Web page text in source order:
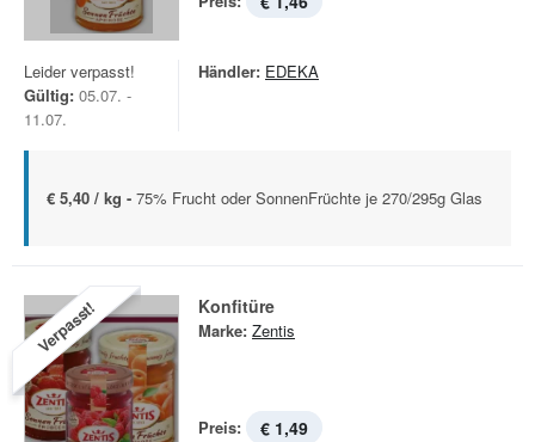
Leider verpasst!
Gültig: 05.07. -
11.07.
Händler: EDEKA
€ 5,40 / kg - 75% Frucht oder SonnenFrüchte je 270/295g Glas
Verpasst! Konfitüre
Marke: Zentis
Preis: € 1,49